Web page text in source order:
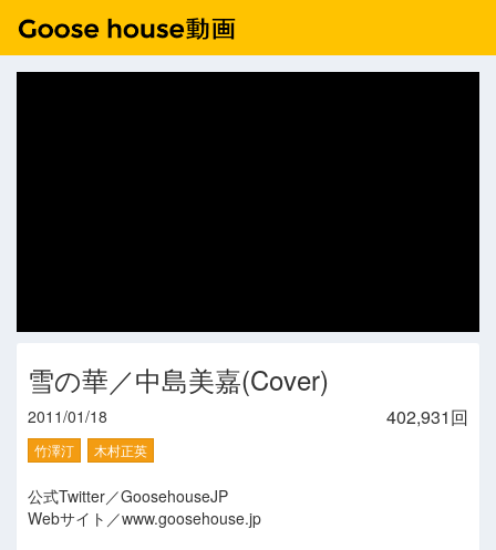
雪の華／中島美嘉(Cover)
402,931回
2011/01/18
竹澤汀 木村正英
公式Twitter／GoosehouseJP
Webサイト／www.goosehouse.jp